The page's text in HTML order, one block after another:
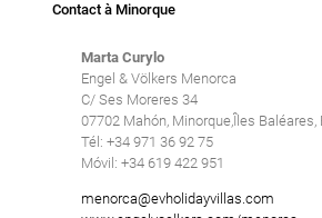
Contact à Minorque
Marta Curylo
Engel & Völkers Menorca
C/ Ses Moreres 34
07702 Mahón, Minorque,Îles Baléares,
Tél: +34 971 36 92 75
Móvil: +34 619 422 951
menorca@evholidayvillas.com